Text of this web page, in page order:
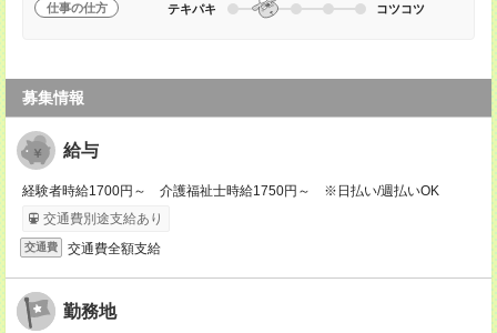
仕事の仕方 テキパキ コツコツ
募集情報
給与
経験者時給1700円～ 介護福祉士時給1750円～ ※日払い/週払いOK
交通費別途支給あり
交通費 交通費全額支給
勤務地